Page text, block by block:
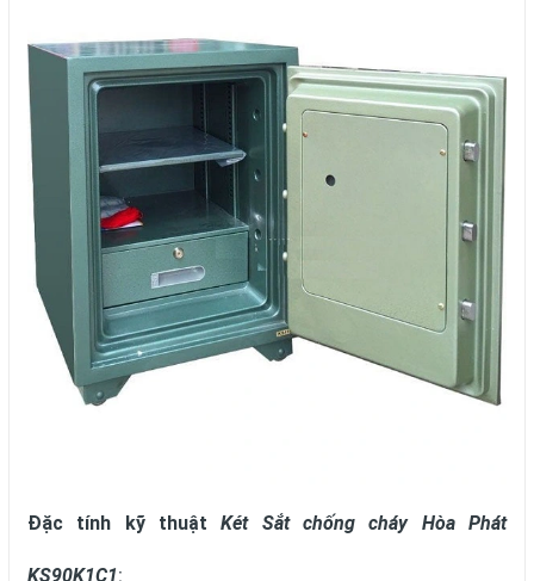
Đặc tính kỹ thuật Két Sắt chống cháy Hòa Phát
KS90K1C1: